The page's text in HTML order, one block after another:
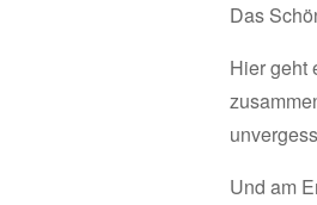
Das
Hier geht
Und am